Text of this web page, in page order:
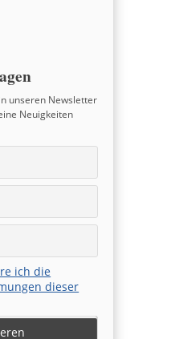
unseren Newsletter
Neuigkeiten
ich die
dieser